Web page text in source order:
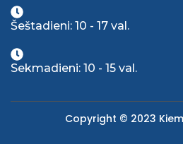
Šeštadieni: 10 - 17 val.
Sekmadieni: 10 - 15 val.
Copyright © 2023